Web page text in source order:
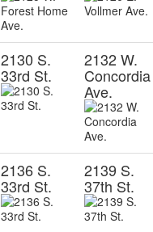
2130 S.
33rd St.
2132 W.
Concordia
Ave.
2136 S.
33rd St.
2139 S.
37th St.